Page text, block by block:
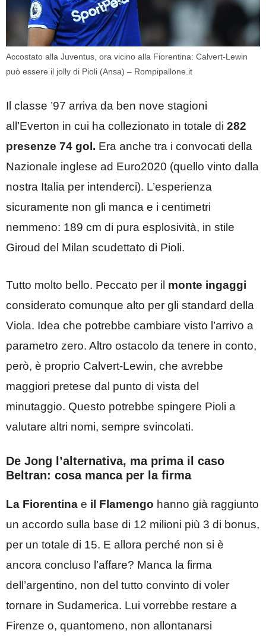
Accostato alla Juventus, ora vicino alla Fiorentina: Calvert-Lewin
può essere il jolly di Pioli (Ansa) – Rompipallone.it
Il classe ’97 arriva da ben nove stagioni
all’Everton in cui ha collezionato in totale di 282
presenze 74 gol. Era anche tra i convocati della
Nazionale inglese ad Euro2020 (quello vinto dalla
nostra Italia per intenderci). L’esperienza
sicuramente non gli manca e i centimetri
nemmeno: 189 cm di pura esplosività, in stile
Giroud del Milan scudettato di Pioli.
Tutto molto bello. Peccato per il monte ingaggi
considerato comunque alto per gli standard della
Viola. Idea che potrebbe cambiare visto l’arrivo a
parametro zero. Altro ostacolo da tenere in conto,
però, è proprio Calvert-Lewin, che avrebbe
maggiori pretese dal punto di vista del
minutaggio. Questo potrebbe spingere Pioli a
valutare altri nomi, sempre svincolati.
De Jong l’alternativa, ma prima il caso
Beltran: cosa manca per la firma
La Fiorentina e il Flamengo hanno già raggiunto
un accordo sulla base di 12 milioni più 3 di bonus,
per un totale di 15. E allora perché non si è
ancora concluso l’affare? Manca la firma
dell’argentino, non del tutto convinto di voler
tornare in Sudamerica. Lui vorrebbe restare a
Firenze o, quantomeno, non allontanarsi